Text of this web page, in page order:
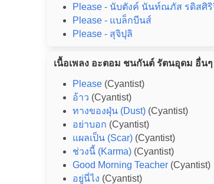
Please - นับตังค์ นันท์ณภัส รดิสศิริ
Please - แบล็กบีนส์
Please - สุจิปุลิ
เนื้อเพลง อะตอม ชนกันต์ รัตนอุดม อื่นๆ
Please (Cyantist)
อ้าว (Cyantist)
ทางของฝุ่น (Dust) (Cyantist)
อย่าบอก (Cyantist)
แผลเป็น (Scar) (Cyantist)
ช่วงนี้ (Karma) (Cyantist)
Good Morning Teacher (Cyantist)
อยู่นี่ไง (Cyantist)